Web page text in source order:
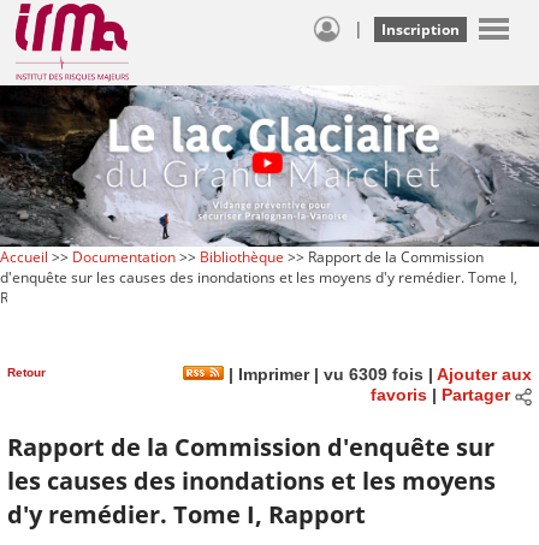
| Inscription
Accueil >> Documentation>> Bibliothèque >> Rapport de la Commission
d'enquête sur les causes des inondations et les moyens d'y remédier. Tome I,
Rapport
Retour | Imprimer| vu 6309 fois | Ajouter aux
favoris| Partager
Rapport de la Commission d'enquête sur
les causes des inondations et les moyens
d'y remédier. Tome I, Rapport